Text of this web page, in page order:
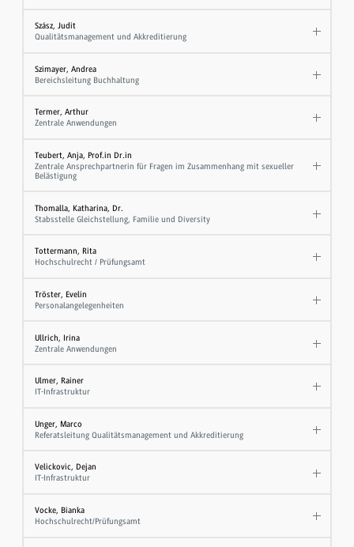
Szász, Judit
Qualitätsmanagement und Akkreditierung
Szimayer, Andrea
Bereichsleitung Buchhaltung
Termer, Arthur
Zentrale Anwendungen
Teubert, Anja, Prof.in Dr.in
Zentrale Ansprechpartnerin für Fragen im Zusammenhang mit sexueller
Belästigung
Thomalla, Katharina, Dr.
Stabsstelle Gleichstellung, Familie und Diversity
Tottermann, Rita
Hochschulrecht / Prüfungsamt
Tröster, Evelin
Personalangelegenheiten
Ullrich, Irina
Zentrale Anwendungen
Ulmer, Rainer
IT-Infrastruktur
Unger, Marco
Referatsleitung Qualitätsmanagement und Akkreditierung
Velickovic, Dejan
IT-Infrastruktur
Vocke, Bianka
Hochschulrecht/Prüfungsamt